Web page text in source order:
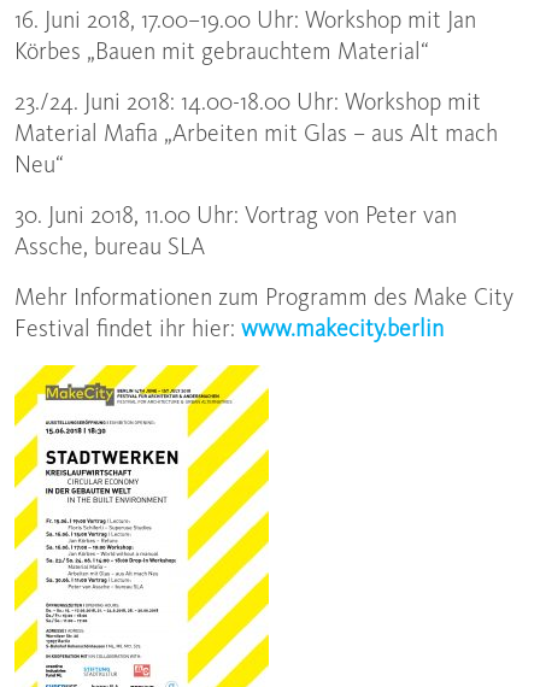
16. Juni 2018, 17.00–19.00 Uhr: Workshop mit Jan
Körbes „Bauen mit gebrauchtem Material“
23./24. Juni 2018: 14.00-18.00 Uhr: Workshop mit
Material Mafia „Arbeiten mit Glas – aus Alt mach
Neu“
30. Juni 2018, 11.00 Uhr: Vortrag von Peter van
Assche, bureau SLA
Mehr Informationen zum Programm des Make City
Festival findet ihr hier: www.makecity.berlin